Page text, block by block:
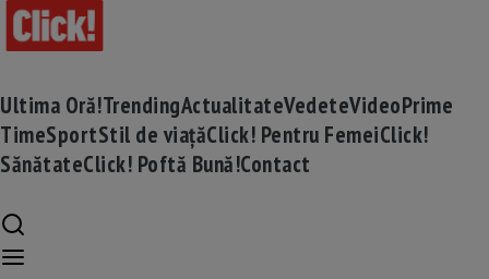
Ultima Oră!TrendingActualitateVedeteVideoPrime
TimeSportStil de viațăClick! Pentru FemeiClick!
SănătateClick! Poftă Bună!Contact